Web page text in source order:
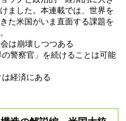
ました。本連載では、世界を
た米国がいま直面する課題を
は崩壊しつつある
警察官」を続けることは可能
経済にある